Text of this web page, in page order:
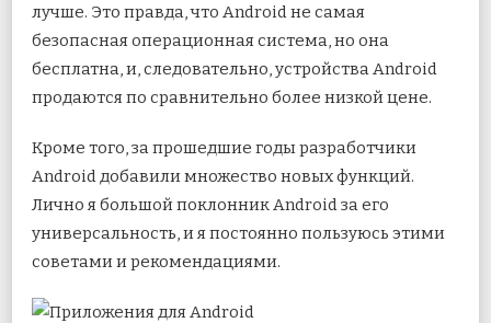
лучше. Это правда, что Android не самая
безопасная операционная система, но она
бесплатна, и, следовательно, устройства Android
продаются по сравнительно более низкой цене.
Кроме того, за прошедшие годы разработчики
Android добавили множество новых функций.
Лично я большой поклонник Android за его
универсальность, и я постоянно пользуюсь этими
советами и рекомендациями.